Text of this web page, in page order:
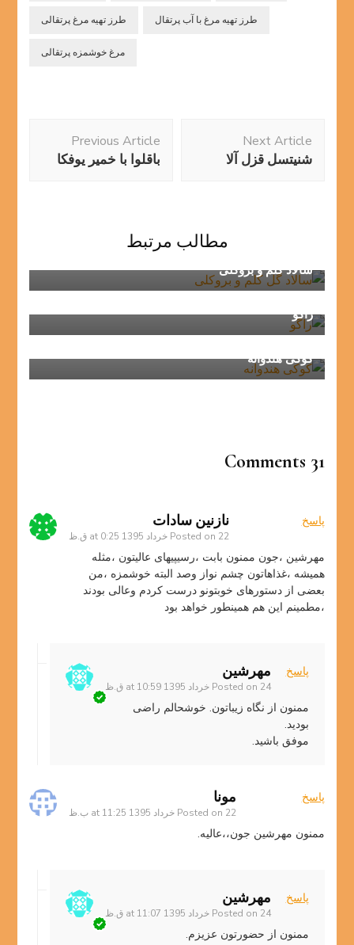
طرز تهیه مرغ پرتقالی طرز تهیه مرغ با آب پرتقال
مرغ خوشمزه پرتقالی
Navigation
Previous Article
باقلوا با خمیر یوفکا
Next Article
شنیتسل قزل آلا
مطالب مرتبط
سالاد کلم و بروکلی
راگو
کوکی هندوانه
31 Comments
نازنین سادات
Posted on 22 خرداد 1395 at 0:25 ق.ظ
پاسخ
مهرشین ،جون ممنون بابت ،رسیپیهای عالیتون ،مثله
همیشه ،غذاهاتون چشم نواز وصد البته خوشمزه ،من
بعضی از دستورهای خوبتونو درست کردم وعالی بودند
،مطمینم این هم همینطور خواهد بود
مهرشین
Posted on 24 خرداد 1395 at 10:59 ق.ظ
پاسخ
ممنون از نگاه زیباتون. خوشحالم راضی
بودید.
موفق باشید.
مونا
Posted on 22 خرداد 1395 at 11:25 ب.ظ
پاسخ
ممنون مهرشین جون،،عالیه.
مهرشین
Posted on 24 خرداد 1395 at 11:07 ق.ظ
پاسخ
ممنون از حضورتون عزیزم.